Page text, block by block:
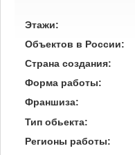
Этажи:
Объектов в России:
Страна создания:
Форма работы:
Франшиза:
Тип обьекта:
Регионы работы: